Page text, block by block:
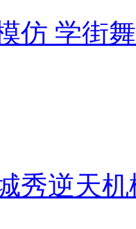
仿 学街
秀逆天机